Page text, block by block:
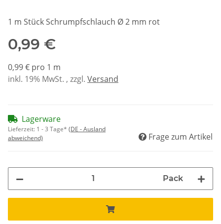
1 m Stück Schrumpfschlauch Ø 2 mm rot
0,99 €
0,99 € pro 1 m
inkl. 19% MwSt. , zzgl. Versand
Lagerware
Lieferzeit: 1 - 3 Tage* (DE - Ausland
abweichend)
Frage zum Artikel
Pack